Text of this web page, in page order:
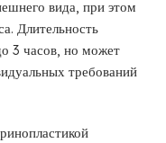
вида, при этом
Длительность
3 часов, но может
требований